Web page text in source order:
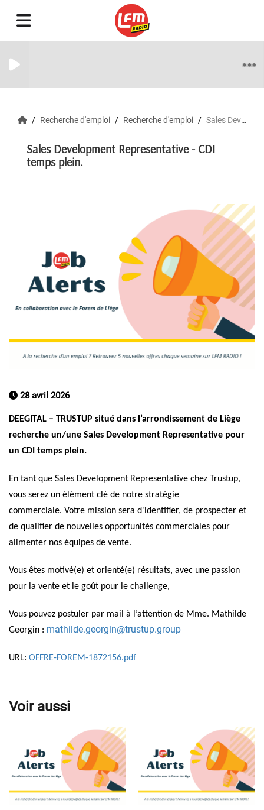
Recherche d'emploi Recherche d'emploi Sales Development Representative - CDI temps plein.
Sales Development Representative - CDI
temps plein.
28 avril 2026
DEEGITAL – TRUSTUP situé dans l’arrondissement de Liège
recherche un/une Sales Development Representative pour
un CDI temps plein.
En tant que Sales Development Representative chez Trustup,
vous serez un élément clé de notre stratégie
commerciale. Votre mission sera d'identifier, de prospecter et
de qualifier de nouvelles opportunités commerciales pour
alimenter nos équipes de vente.
Vous êtes motivé(e) et orienté(e) résultats, avec une passion
pour la vente et le goût pour le challenge,
Vous pouvez postuler par mail à l’attention de Mme. Mathilde
Georgin : mathilde.georgin@trustup.group
URL: OFFRE-FOREM-1872156.pdf
Voir aussi